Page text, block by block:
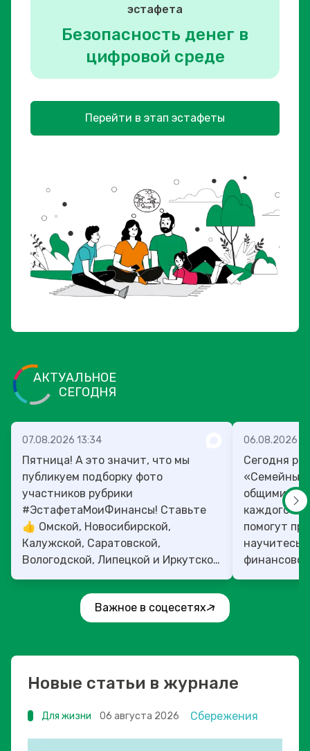
эстафета
Безопасность денег в
цифровой среде
Перейти в этап эстафеты
АКТУАЛЬНОЕ
СЕГОДНЯ
07.08.2026 13:34
Пятница! А это значит, что мы
публикуем подборку фото
участников рубрики
#ЭстафетаМоиФинансы! Ставьте
👍 Омской, Новосибирской,
Калужской, Саратовской,
Вологодской, Липецкой и Иркутской
областям!
06.08.2026
Сегодня
«Семейный
общими
каждого»!
помогут
научитесь:
Важное в соцесетях
Новые статьи в журнале
Для жизни 06 августа 2026 Сбережения